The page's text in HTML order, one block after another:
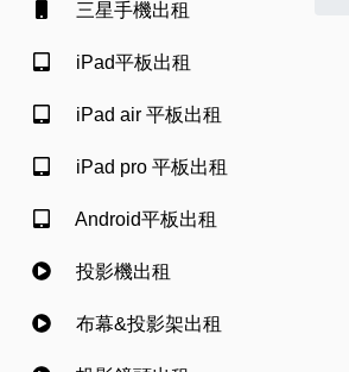
三星手機出租
iPad平板出租
iPad air 平板出租
iPad pro 平板出租
Android平板出租
投影機出租
布幕&投影架出租